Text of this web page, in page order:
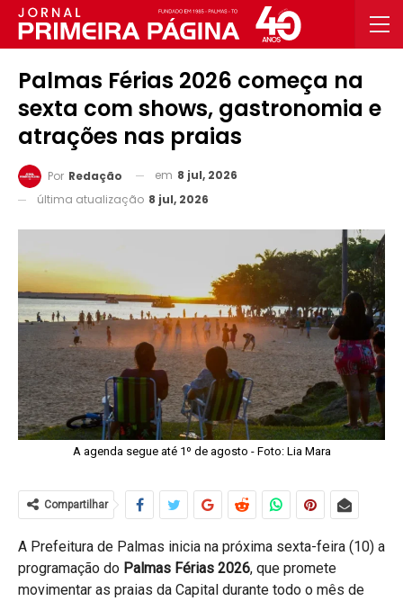
Palmas Férias 2026 começa na
sexta com shows, gastronomia e
atrações nas praias
Por Redação em 8 jul, 2026
última atualização 8 jul, 2026
A agenda segue até 1º de agosto - Foto: Lia Mara
Compartilhar
A Prefeitura de Palmas inicia na próxima sexta-feira (10) a
programação do Palmas Férias 2026, que promete
movimentar as praias da Capital durante todo o mês de